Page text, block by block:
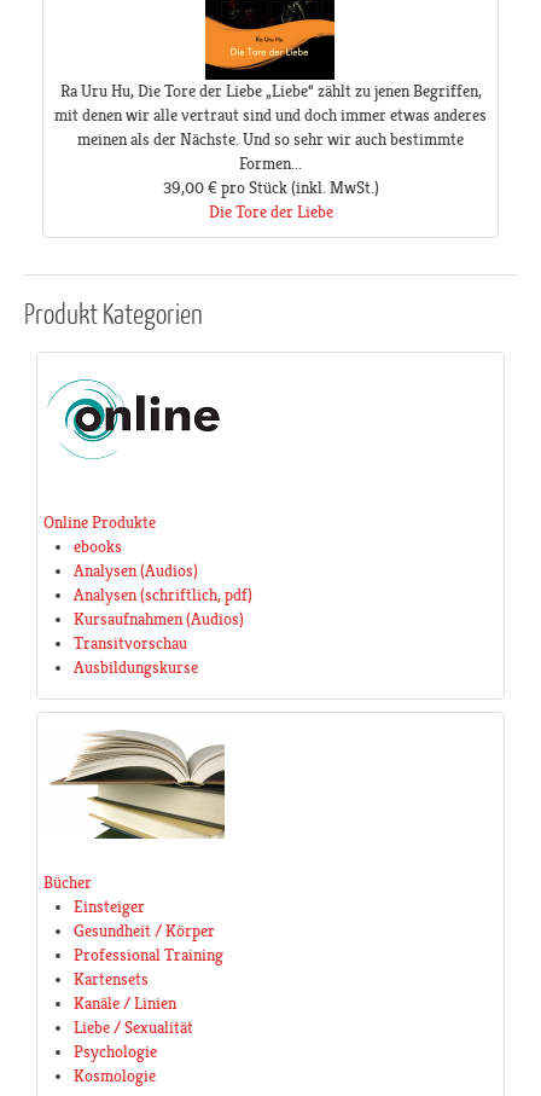
Ra Uru Hu, Die Tore der Liebe „Liebe“ zählt zu jenen Begriffen,
mit denen wir alle vertraut sind und doch immer etwas anderes
meinen als der Nächste. Und so sehr wir auch bestimmte
Formen...
39,00 € pro Stück(inkl. MwSt.)
Die Tore der Liebe
ProduktKategorien
Online Produkte
ebooks
Analysen (Audios)
Analysen (schriftlich, pdf)
Kursaufnahmen (Audios)
Transitvorschau
Ausbildungskurse
Bücher
Einsteiger
Gesundheit / Körper
Professional Training
Kartensets
Kanäle / Linien
Liebe / Sexualität
Psychologie
Kosmologie